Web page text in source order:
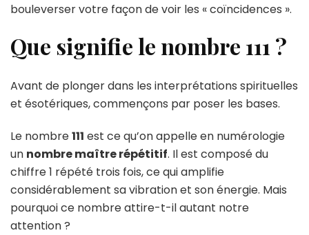
bouleverser votre façon de voir les « coïncidences ».
Que signifie le nombre 111 ?
Avant de plonger dans les interprétations spirituelles
et ésotériques, commençons par poser les bases.
Le nombre111 est ce qu’on appelle en numérologie
un nombre maître répétitif. Il est composé du
chiffre 1 répété trois fois, ce qui amplifie
considérablement sa vibration et son énergie. Mais
pourquoi ce nombre attire-t-il autant notre
attention ?